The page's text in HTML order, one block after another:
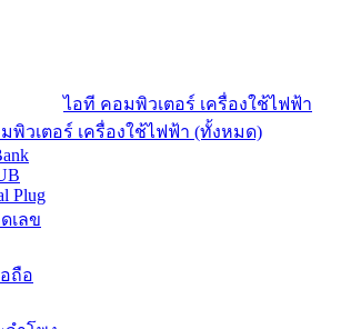
ไอที คอมพิวเตอร์ เครื่องใช้ไฟฟ้า
พิวเตอร์ เครื่องใช้ไฟฟ้า (ทั้งหมด)
Plug
เลข
ถือ